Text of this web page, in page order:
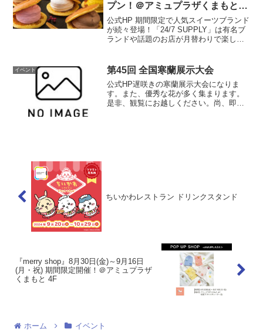
プン！＠アミュプラザくまもと
1F
公式HP 期間限定で人気スイーツブランド
が続々登場！「24/7 SUPPLY」は有名ブ
ランドや話題のお店が月替わりで楽しめ
飽きのこないラインナップで “ちょっと贅
沢” な...
イベント 第45回 全国寒蘭展示大会
公式HP遅咲きの寒蘭展示大会になりま
す。また、優秀な花が多く集まります。
是非、観覧にお越しください。尚、即売
ちいかわレストラン ドリンクスタンド
『merry shop』8月30日(金)～9月16日
(月・祝) 期間限定開催！＠アミュプラザ
くまもと 4F
ホーム イベント